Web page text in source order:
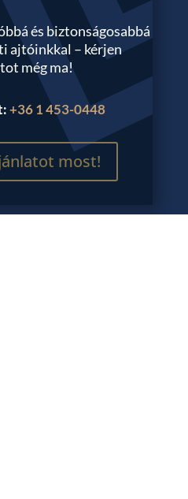
és biztonságosabbá
ajtóinkkal – kérjen
még ma!
+36 1 453-0448
most!